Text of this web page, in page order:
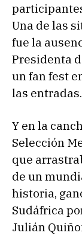
Una de las
fue la
Presidenta
un fan fest
las entradas.
Y en la
Selección
que
de un
historia,
Sudáfrica
Julián